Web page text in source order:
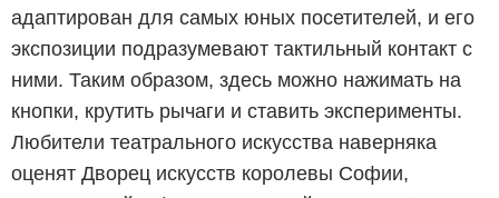
адаптирован для самых юных посетителей, и его
экспозиции подразумевают тактильный контакт с
ними. Таким образом, здесь можно нажимать на
кнопки, крутить рычаги и ставить эксперименты.
Любители театрального искусства наверняка
оценят Дворец искусств королевы Софии,